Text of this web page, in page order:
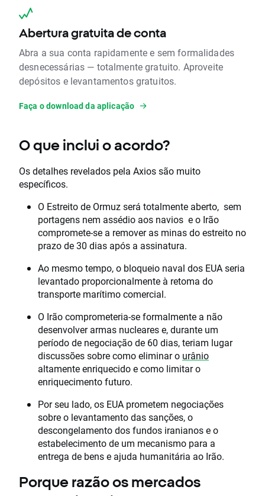
Abertura gratuita de conta
Abra a sua conta rapidamente e sem formalidades
desnecessárias — totalmente gratuito. Aproveite
depósitos e levantamentos gratuitos.
Faça o download da aplicação
O que inclui o acordo?
Os detalhes revelados pela Axios são muito
específicos.
O Estreito de Ormuz será totalmente aberto, sem
portagens nem assédio aos navios e o Irão
compromete-se a remover as minas do estreito no
prazo de 30 dias após a assinatura.
Ao mesmo tempo, o bloqueio naval dos EUA seria
levantado proporcionalmente à retoma do
transporte marítimo comercial.
O Irão comprometeria-se formalmente a não
desenvolver armas nucleares e, durante um
período de negociação de 60 dias, teriam lugar
discussões sobre como eliminar o urânio
altamente enriquecido e como limitar o
enriquecimento futuro.
Por seu lado, os EUA prometem negociações
sobre o levantamento das sanções, o
descongelamento dos fundos iranianos e o
estabelecimento de um mecanismo para a
entrega de bens e ajuda humanitária ao Irão.
Porque razão os mercados